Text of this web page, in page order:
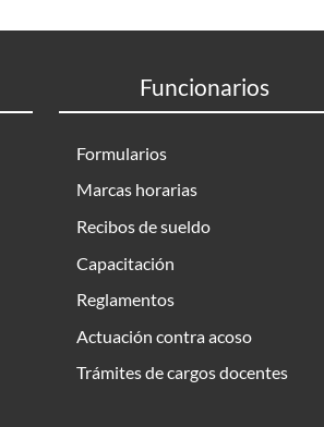
Funcionarios
Formularios
Marcas horarias
Recibos de sueldo
Capacitación
Reglamentos
Actuación contra acoso
Trámites de cargos docentes